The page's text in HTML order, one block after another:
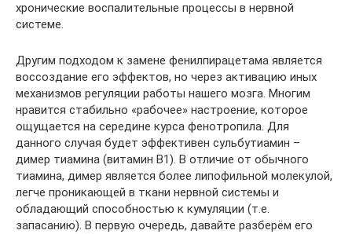
хронические воспалительные процессы в нервной
системе.
Другим подходом к замене фенилпирацетама является
воссоздание его эффектов, но через активацию иных
механизмов регуляции работы нашего мозга. Многим
нравится стабильно «рабочее» настроение, которое
ощущается на середине курса фенотропила. Для
данного случая будет эффективен сульбутиамин –
димер тиамина (витамин В1). В отличие от обычного
тиамина, димер является более липофильной молекулой,
легче проникающей в ткани нервной системы и
обладающий способностью к кумуляции (т.е.
запасанию). В первую очередь, давайте разберём его